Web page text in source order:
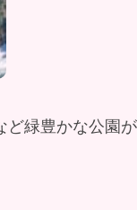
緑豊かな公園